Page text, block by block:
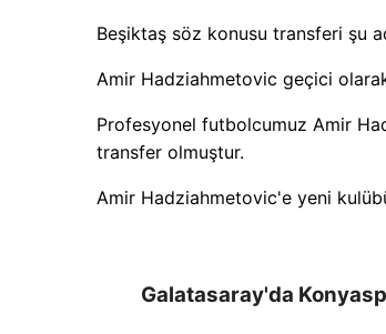
Beşiktaş söz konusu transferi şu
Amir Hadziahmetovic geçici
Profesyonel futbolcumuz Amir
transfer olmuştur.
Amir Hadziahmetovic'e yeni
Galatasaray'da